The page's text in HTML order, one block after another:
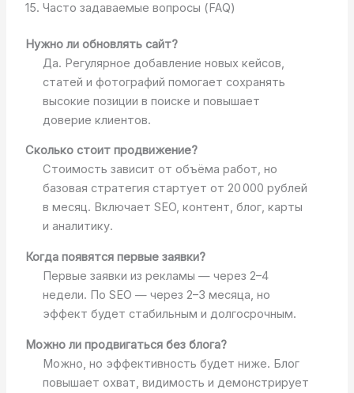
15. Часто задаваемые вопросы (FAQ)
Нужно ли обновлять сайт?
Да. Регулярное добавление новых кейсов,
статей и фотографий помогает сохранять
высокие позиции в поиске и повышает
доверие клиентов.
Сколько стоит продвижение?
Стоимость зависит от объёма работ, но
базовая стратегия стартует от 20 000 рублей
в месяц. Включает SEO, контент, блог, карты
и аналитику.
Когда появятся первые заявки?
Первые заявки из рекламы — через 2–4
недели. По SEO — через 2–3 месяца, но
эффект будет стабильным и долгосрочным.
Можно ли продвигаться без блога?
Можно, но эффективность будет ниже. Блог
повышает охват, видимость и демонстрирует